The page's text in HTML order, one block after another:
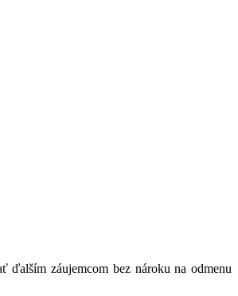
záujemcom bez nároku na odmenu